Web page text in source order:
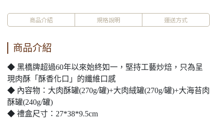
商品介紹 規格說明 運送方式
商品介紹
◆ 黑橋牌超過60年以來始終如一，堅持工藝炒焙，只為呈
現肉酥「酥香化口」的纖維口感
◆ 內容物：大肉酥罐(270g/罐)+大肉絨罐(270g/罐)+大海苔肉
酥罐(240g/罐)
◆ 禮盒尺寸：27*38*9.5cm